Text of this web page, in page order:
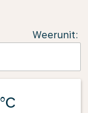
Weerunit: